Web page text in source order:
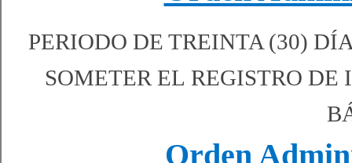
PERIODO DE TREINTA (30)
SOMETER EL REGISTRO DE
Orden